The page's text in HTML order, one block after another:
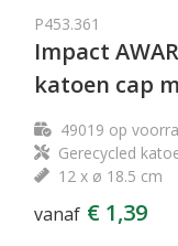
P453.361
Impact
katoen cap
49019 op
Gerecycled
12 x ø 18.5 cm
vanaf € 1,39